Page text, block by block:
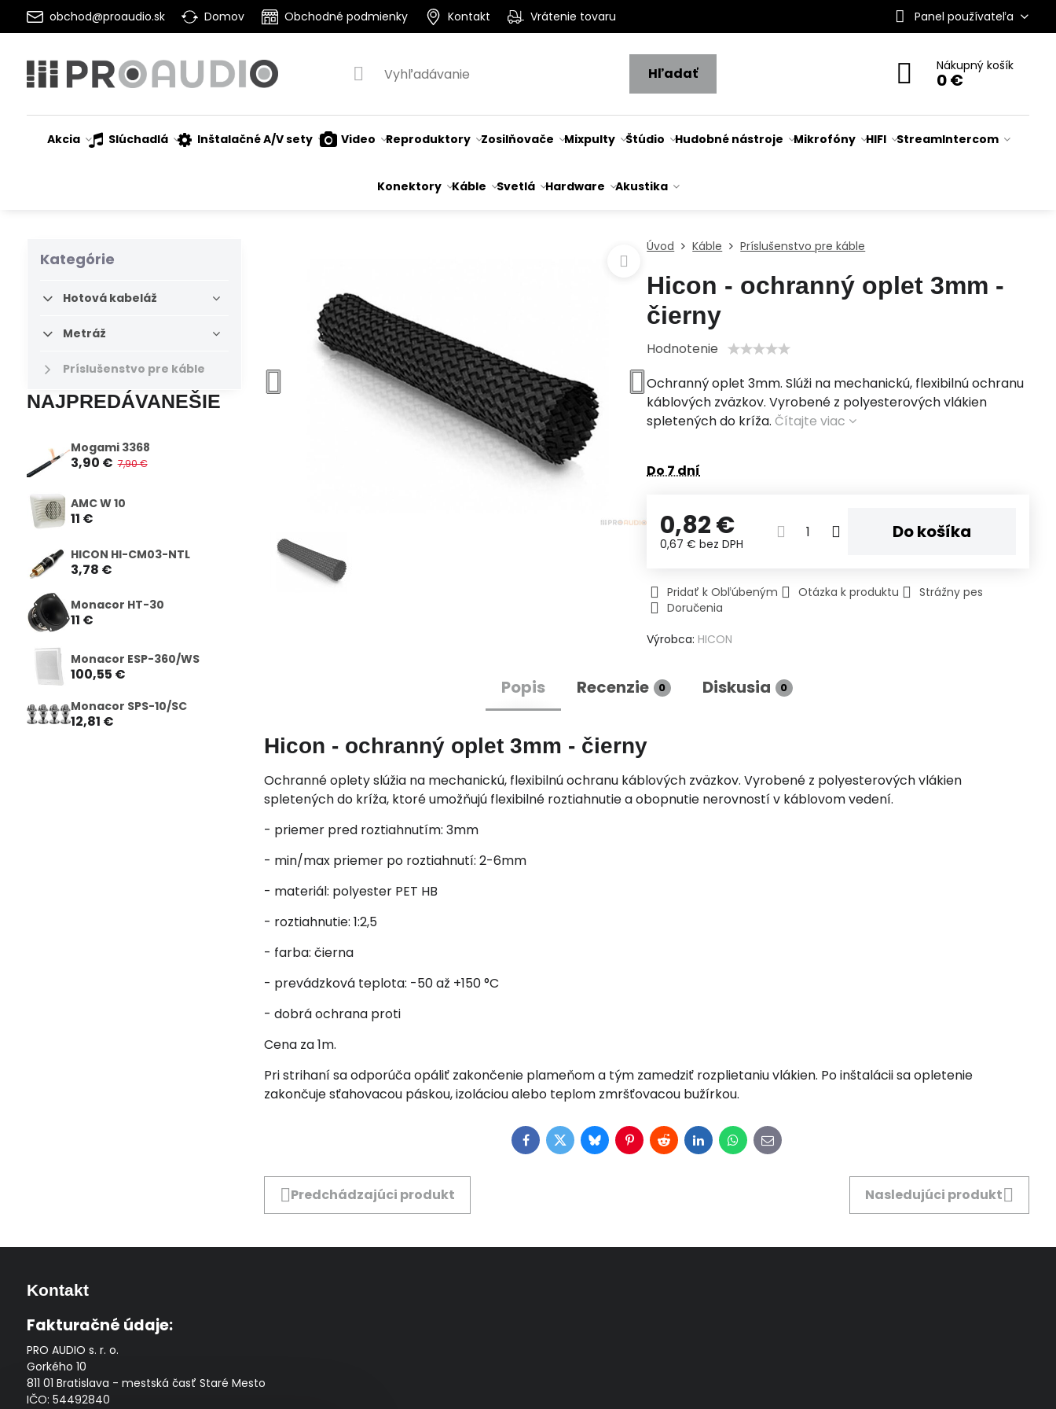
obchod@proaudio.sk Domov Obchodné podmienky Kontakt Vrátenie tovaru Panel používateľa
Hľadať Nákupný košík
0 €
Akcia Slúchadlá Inštalačné A/V sety Video Reproduktory Zosilňovače Mixpulty Štúdio Hudobné nástroje Mikrofóny HIFI StreamIntercom
Konektory Káble Svetlá Hardware Akustika
Úvod Káble Príslušenstvo pre káble
Hicon - ochranný oplet 3mm -
čierny
Hodnotenie
Ochranný oplet 3mm. Slúži na mechanickú, flexibilnú ochranu
káblových zväzkov. Vyrobené z polyesterových vlákien
spletených do kríža.Čítajte viac
Do 7 dní
0,82 €
0,67 €bez DPH
Do košíka
Pridať k Obľúbeným Otázka k produktu
Strážny pes
Doručenia
Výrobca: HICON
Popis Recenzie 0 Diskusia 0
Hicon - ochranný oplet 3mm - čierny
Ochranné oplety slúžia na mechanickú, flexibilnú ochranu káblových zväzkov. Vyrobené z polyesterových vlákien
spletených do kríža, ktoré umožňujú flexibilné roztiahnutie a obopnutie nerovností v káblovom vedení.
- priemer pred roztiahnutím: 3mm
- min/max priemer po roztiahnutí: 2-6mm
- materiál: polyester PET HB
- roztiahnutie: 1:2,5
- farba: čierna
- prevádzková teplota: -50 až +150 °C
- dobrá ochrana proti
Cena za 1m.
Pri strihaní sa odporúča opáliť zakončenie plameňom a tým zamedziť rozplietaniu vlákien. Po inštalácii sa opletenie
zakončuje sťahovacou páskou, izoláciou alebo teplom zmršťovacou bužírkou.
Facebook
TwitterBlueskyPinterest
RedditLinkedInWhatsApp
E-
mail
Predchádzajúci produkt Nasledujúci produkt
Kategórie
Hotová kabeláž
Metráž
Príslušenstvo pre káble
NAJPREDÁVANEŠIE
Mogami 3368
3,90 € 7,90 €
AMC W 10
11 €
HICON HI-CM03-NTL
3,78 €
Monacor HT-30
11 €
Monacor ESP-360/WS
100,55 €
Monacor SPS-10/SC
12,81 €
Kontakt
Fakturačné údaje:
PRO AUDIO s. r. o.
Gorkého 10
811 01 Bratislava - mestská časť Staré Mesto
IČO: 54492840